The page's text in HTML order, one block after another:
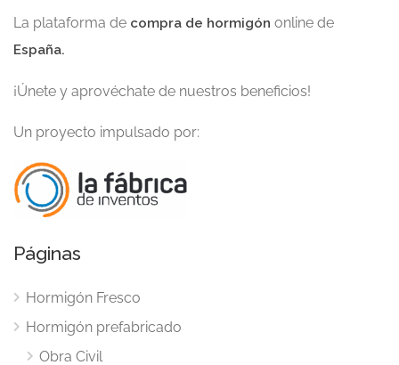
La plataforma de compra de hormigón online de
España.
¡Únete y aprovéchate de nuestros beneficios!
Un proyecto impulsado por:
Páginas
Hormigón Fresco
Hormigón prefabricado
Obra Civil